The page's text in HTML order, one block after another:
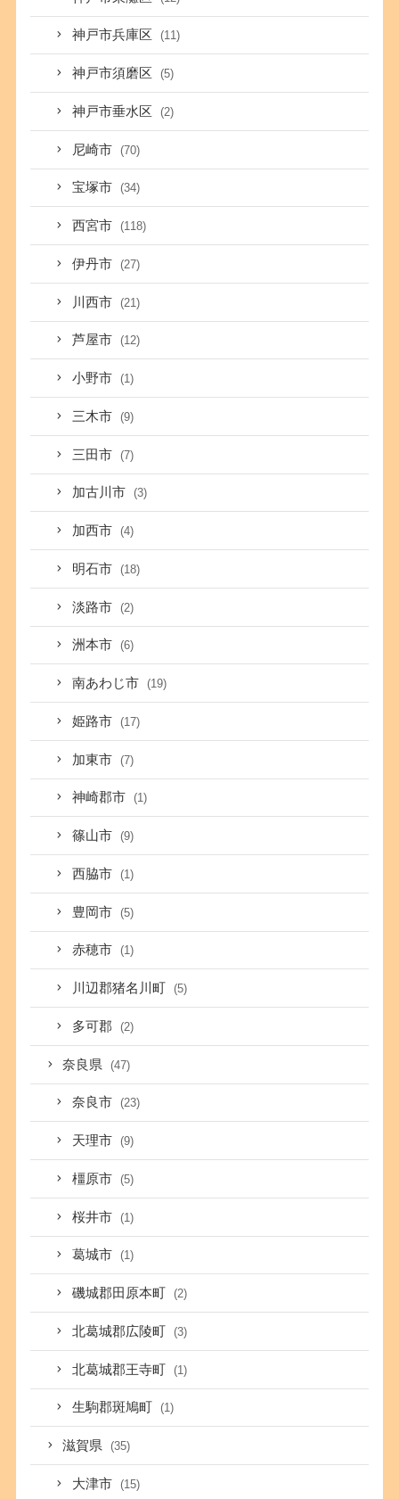
神戸市兵庫区 (11)
神戸市須磨区 (5)
神戸市垂水区 (2)
尼崎市 (70)
宝塚市 (34)
西宮市 (118)
伊丹市 (27)
川西市 (21)
芦屋市 (12)
小野市 (1)
三木市 (9)
三田市 (7)
加古川市 (3)
加西市 (4)
明石市 (18)
淡路市 (2)
洲本市 (6)
南あわじ市 (19)
姫路市 (17)
加東市 (7)
神崎郡市 (1)
篠山市 (9)
西脇市 (1)
豊岡市 (5)
赤穂市 (1)
川辺郡猪名川町 (5)
多可郡 (2)
奈良県 (47)
奈良市 (23)
天理市 (9)
橿原市 (5)
桜井市 (1)
葛城市 (1)
磯城郡田原本町 (2)
北葛城郡広陵町 (3)
北葛城郡王寺町 (1)
生駒郡斑鳩町 (1)
滋賀県 (35)
大津市 (15)